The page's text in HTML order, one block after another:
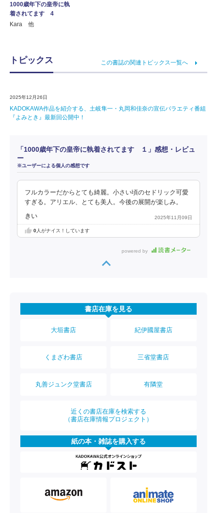
1000歳年下の皇帝に執
着されてます 4
Kara 他
トピックス この書誌の関連トピックス一覧へ
2025年12月26日
KADOKAWA作品を紹介する、土岐隼一・丸岡和佳奈の宣伝バラエティ番組
『よみとき』最新回公開中！
「1000歳年下の皇帝に執着されてます １」感想・レビュ
ー
※ユーザーによる個人の感想です
フルカラーだからとても綺麗。小さい頃のセドリック可愛
すぎる。アリエル、とても美人。今後の展開が楽しみ。
きい 2025年11月09日
0人がナイス！しています
powered by
書店在庫を見る
大垣書店 紀伊國屋書店
くまざわ書店 三省堂書店
丸善ジュンク堂書店 有隣堂
近くの書店在庫を検索する
（書店在庫情報プロジェクト）
紙の本・雑誌を購入する